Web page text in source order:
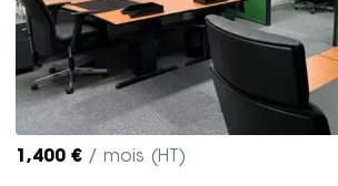
1,400 € / mois (HT)